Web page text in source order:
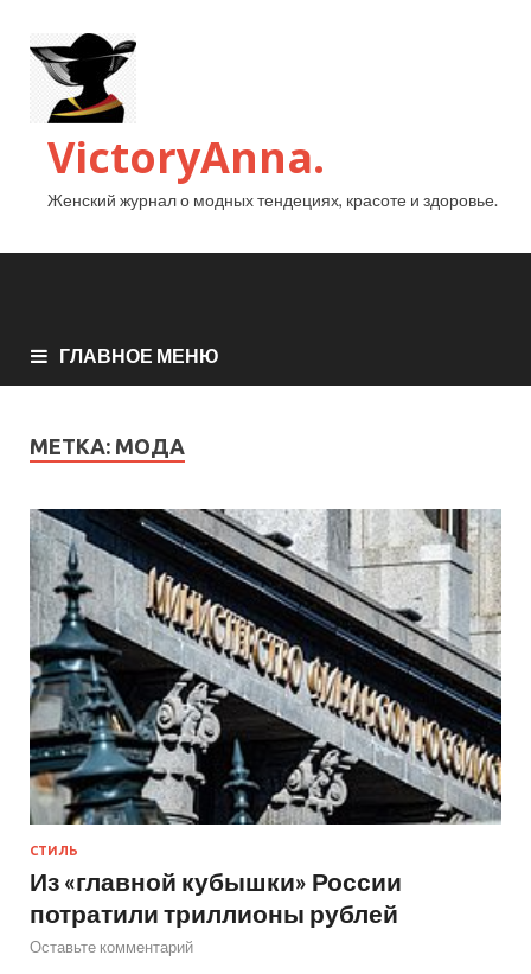
VictoryAnna.
Женский журнал о модных тендециях, красоте и здоровье.
ГЛАВНОЕ МЕНЮ
МЕТКА: МОДА
СТИЛЬ
Из «главной кубышки» России
потратили триллионы рублей
Оставьте комментарий